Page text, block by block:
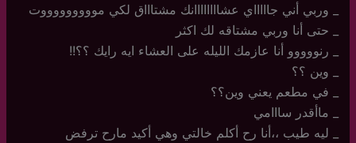
_ وربي أني جاااااي عشاااااااانك مشتاااق لكي موووووووووت
_ حتى أنا وربي مشتاقه لك اكثر
_ رنووووو أنا عازمك الليله على العشاء ايه رايك ؟؟!!
_ وين ؟؟
_ في مطعم يعني وين؟؟
_ ماأقدر سااامي
_ ليه طيب ،،أنا رح أكلم خالتي وهي أكيد مارح ترفض